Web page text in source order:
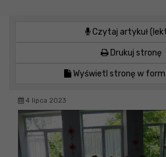
Czytaj artykuł
Drukuj stronę
Wyświetl stronę w
4 lipca 2023